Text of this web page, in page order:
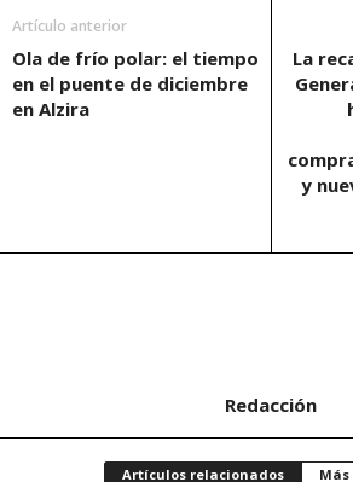
Artículo anterior
Ola de frío polar: el tiempo
en el puente de diciembre
en Alzira
La
y
Redacción
Artículos relacionados